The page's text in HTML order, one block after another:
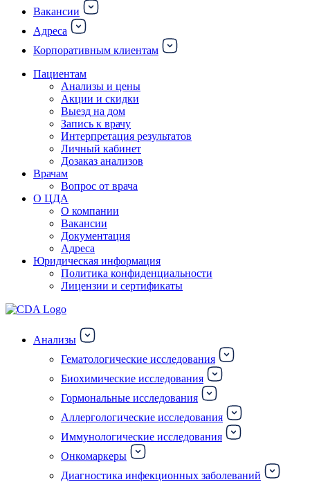
Вакансии
Адреса
Корпоративным клиентам
Пациентам
Анализы и цены
Акции и скидки
Выезд на дом
Запись к врачу
Интерпретация результатов
Личный кабинет
Дозаказ анализов
Врачам
Вопрос от врача
О ЦДА
О компании
Вакансии
Документация
Адреса
Юридическая информация
Политика конфиденциальности
Лицензии и сертификаты
Анализы
Гематологические исследования
Биохимические исследования
Гормональные исследования
Аллергологические исследования
Иммунологические исследования
Онкомаркеры
Диагностика инфекционных заболеваний